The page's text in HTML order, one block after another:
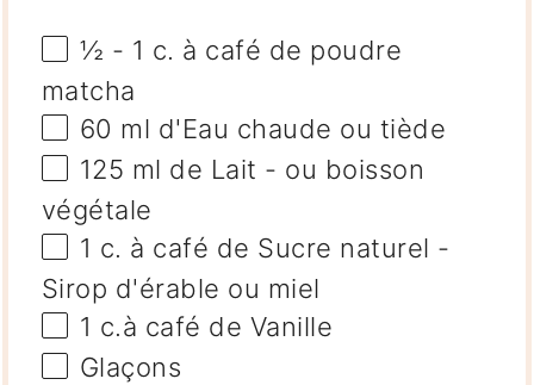
½ - 1 c. à café de poudre
matcha
60 ml d'Eau chaude ou tiède
125 ml de Lait - ou boisson
végétale
1 c. à café de Sucre naturel -
Sirop d'érable ou miel
1 c.à café de Vanille
Glaçons